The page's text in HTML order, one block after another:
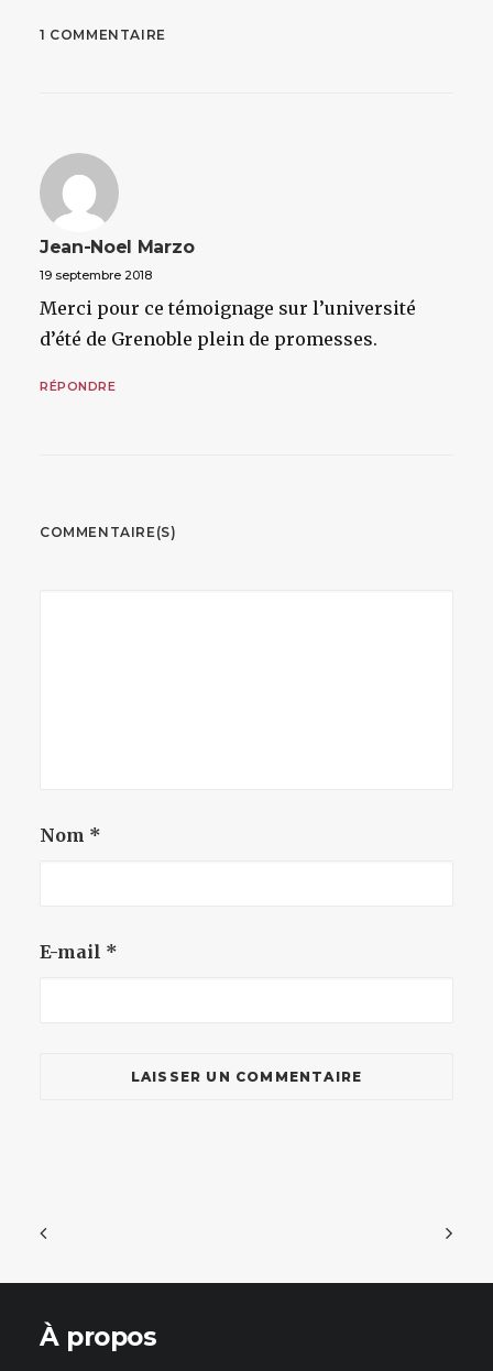
1 COMMENTAIRE
Jean-Noel Marzo
19 septembre 2018
Merci pour ce témoignage sur l’université
d’été de Grenoble plein de promesses.
RÉPONDRE
COMMENTAIRE(S)
Nom *
E-mail *
À propos